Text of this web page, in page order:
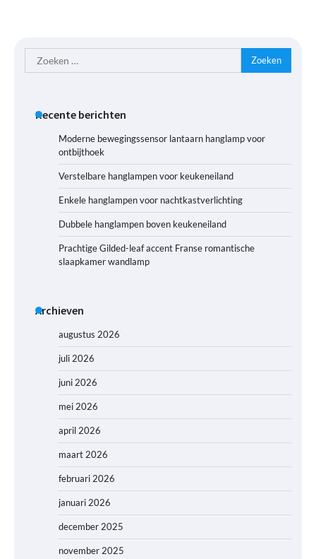
Zoeken
naar:
Recente berichten
Moderne bewegingssensor lantaarn hanglamp voor
ontbijthoek
Verstelbare hanglampen voor keukeneiland
Enkele hanglampen voor nachtkastverlichting
Dubbele hanglampen boven keukeneiland
Prachtige Gilded-leaf accent Franse romantische
slaapkamer wandlamp
Archieven
augustus 2026
juli 2026
juni 2026
mei 2026
april 2026
maart 2026
februari 2026
januari 2026
december 2025
november 2025